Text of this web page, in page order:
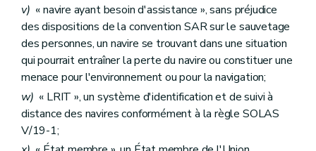
v) « navire ayant besoin d'assistance », sans préjudice
des dispositions de la convention SAR sur le sauvetage
des personnes, un navire se trouvant dans une situation
qui pourrait entraîner la perte du navire ou constituer une
menace pour l'environnement ou pour la navigation;
w) « LRIT », un système d'identification et de suivi à
distance des navires conformément à la règle SOLAS
V/19-1;